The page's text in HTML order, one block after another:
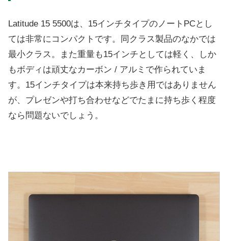
Latitude 15 5500は、15インチタイプのノートPCとし
ては非常にコンパクトです。同クラス製品のなかでは
最小クラス。また重量も15インチとしては軽く、しか
もボディは頑丈なカーボン / アルミで作られていま
す。15インチタイプは本来持ち歩き用ではありません
が、プレゼンや打ち合わせなどでたまに持ち歩く程度
なら問題ないでしょう。